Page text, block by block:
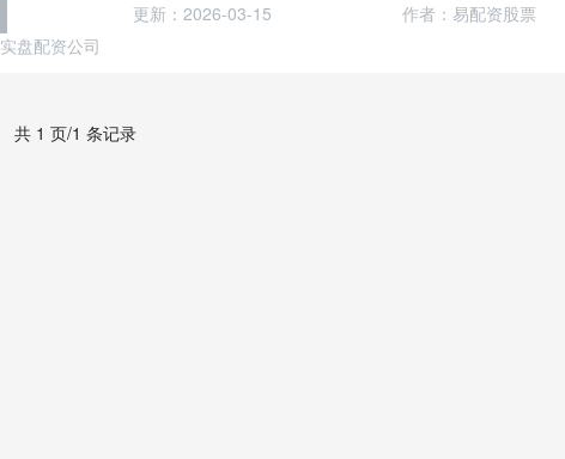
更新：2026-03-15
作者：易配资股票
实盘配资公司
共 1 页/1 条记录